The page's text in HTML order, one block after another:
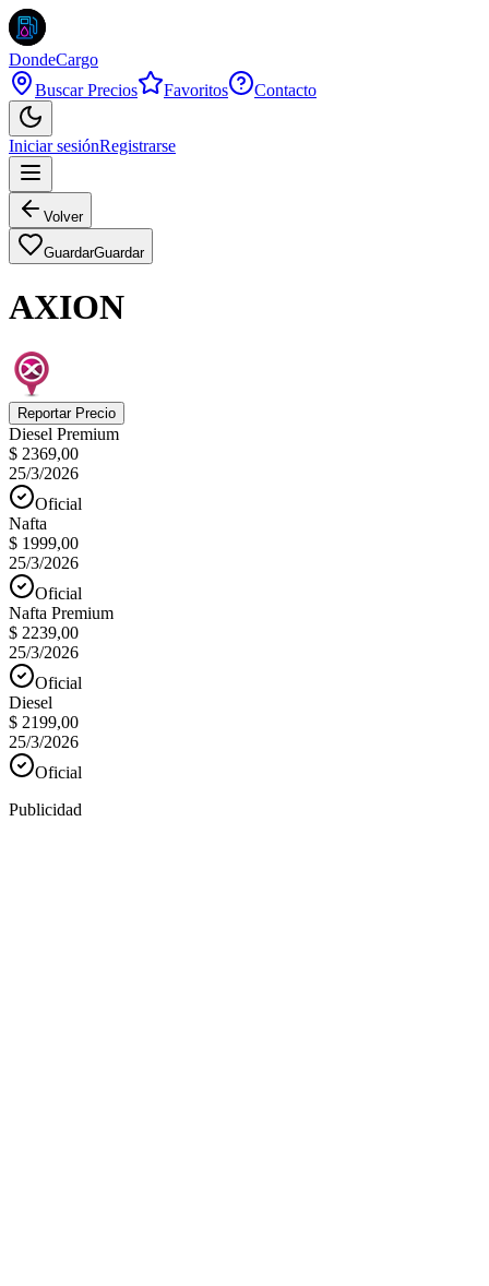
DondeCargo
Buscar Precios
Favoritos Contacto
Iniciar sesiónRegistrarse
Volver
GuardarGuardar
AXION
Reportar Precio
Diesel Premium
$ 2369,00
25/3/2026
Oficial
Nafta
$ 1999,00
25/3/2026
Oficial
Nafta Premium
$ 2239,00
25/3/2026
Oficial
Diesel
$ 2199,00
25/3/2026
Oficial
Publicidad